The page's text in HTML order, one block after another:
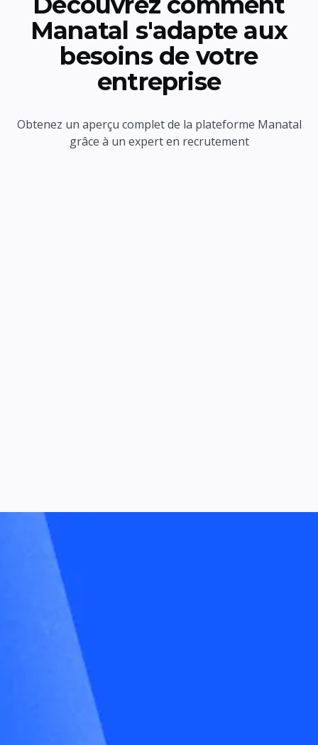
Manatal s'adapte aux
besoins de votre
entreprise
Obtenez un aperçu complet de la plateforme Manatal
grâce à un expert en recrutement